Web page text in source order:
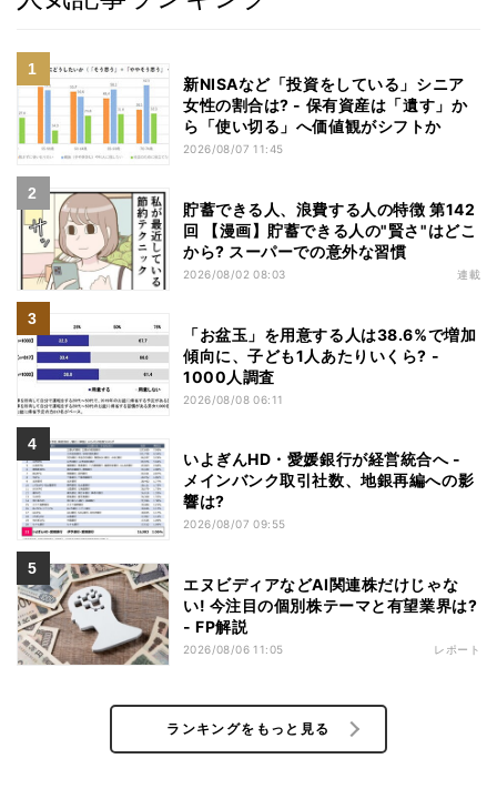
新NISAなど「投資をしている」シニア
女性の割合は? - 保有資産は「遺す」か
ら「使い切る」へ価値観がシフトか
2026/08/07 11:45
貯蓄できる人、浪費する人の特徴 第142
回 【漫画】貯蓄できる人の"賢さ"はどこ
から? スーパーでの意外な習慣
2026/08/02 08:03 連載
「お盆玉」を用意する人は38.6%で増加
傾向に、子ども1人あたりいくら? -
1000人調査
2026/08/08 06:11
いよぎんHD・愛媛銀行が経営統合へ -
メインバンク取引社数、地銀再編への影
響は?
2026/08/07 09:55
エヌビディアなどAI関連株だけじゃな
い! 今注目の個別株テーマと有望業界は?
- FP解説
2026/08/06 11:05 レポート
ランキングをもっと見る